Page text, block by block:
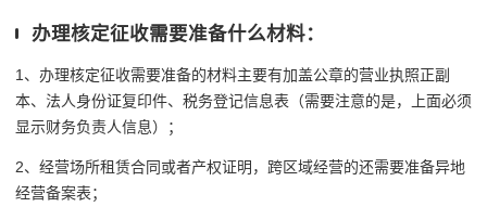
办理核定征收需要准备什么材料：
1、办理核定征收需要准备的材料主要有加盖公章的营业执照正副
本、法人身份证复印件、税务登记信息表（需要注意的是，上面必须
显示财务负责人信息）；
2、经营场所租赁合同或者产权证明，跨区域经营的还需要准备异地
经营备案表；